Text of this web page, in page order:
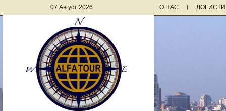
07 Август 2026 О НАС |